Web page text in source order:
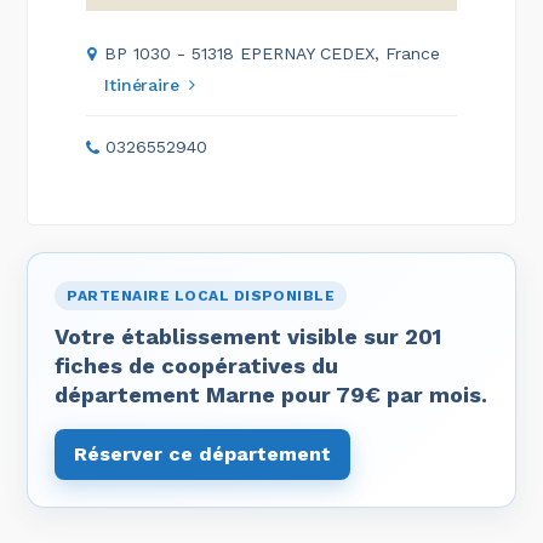
BP 1030 - 51318 EPERNAY CEDEX, France
Itinéraire
0326552940
PARTENAIRE LOCAL DISPONIBLE
Votre établissement visible sur 201
fiches de coopératives du
département Marne pour 79€ par mois.
Réserver ce département